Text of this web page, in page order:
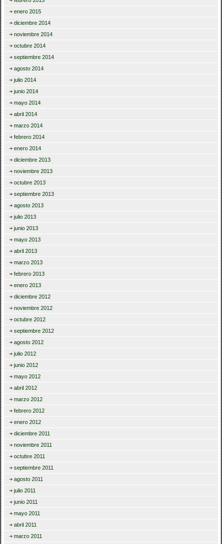
enero 2015
diciembre 2014
noviembre 2014
octubre 2014
septiembre 2014
agosto 2014
julio 2014
junio 2014
mayo 2014
abril 2014
marzo 2014
febrero 2014
enero 2014
diciembre 2013
noviembre 2013
octubre 2013
septiembre 2013
agosto 2013
julio 2013
junio 2013
mayo 2013
abril 2013
marzo 2013
febrero 2013
enero 2013
diciembre 2012
noviembre 2012
octubre 2012
septiembre 2012
agosto 2012
julio 2012
junio 2012
mayo 2012
abril 2012
marzo 2012
febrero 2012
enero 2012
diciembre 2011
noviembre 2011
octubre 2011
septiembre 2011
agosto 2011
julio 2011
junio 2011
mayo 2011
abril 2011
marzo 2011